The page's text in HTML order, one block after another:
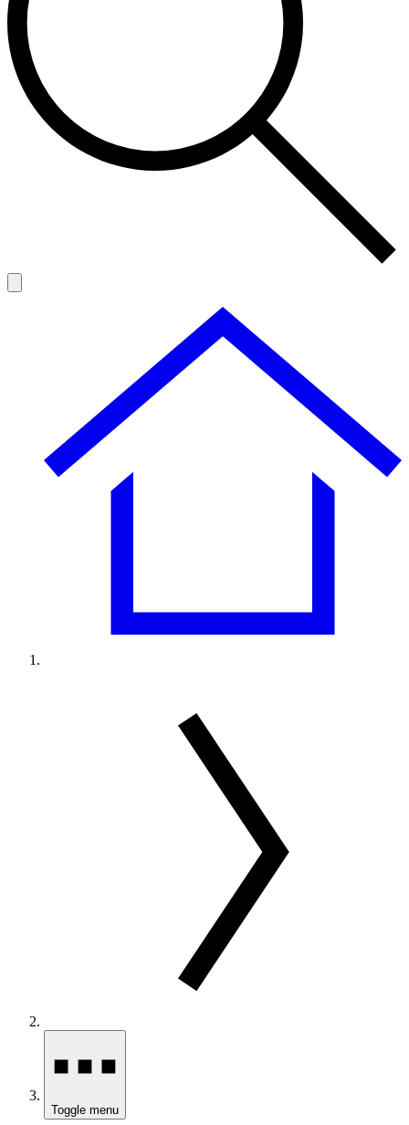
Toggle menu